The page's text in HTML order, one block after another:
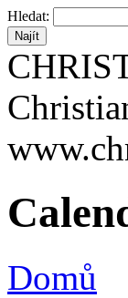
Hledat:
Domů